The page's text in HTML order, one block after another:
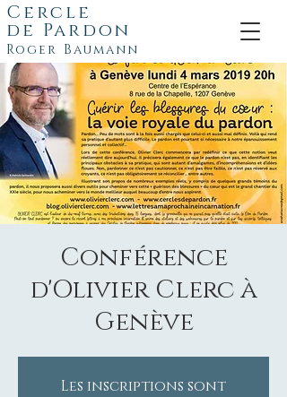
Cercle
de Pardon
Roger Baumann
Conférence
d'Olivier Clerc à
Genève
Les inscriptions sont